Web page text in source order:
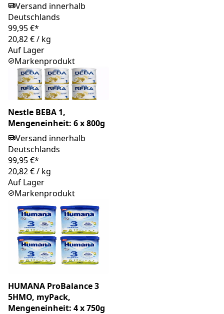
Versand innerhalb
Deutschlands
99,95 €*
20,82 €/ kg
Auf Lager
Markenprodukt
Nestle BEBA 1,
Mengeneinheit: 6 x 800g
Versand innerhalb
Deutschlands
99,95 €*
20,82 €/ kg
Auf Lager
Markenprodukt
HUMANA ProBalance 3
5HMO, myPack,
Mengeneinheit: 4 x 750g